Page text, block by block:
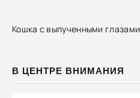
Кошка с выпученными глазами
В ЦЕНТРЕ ВНИМАНИЯ